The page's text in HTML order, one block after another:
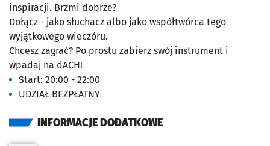
inspiracji. Brzmi dobrze?
Dołącz - jako słuchacz albo jako współtwórca tego
wyjątkowego wieczóru.
Chcesz zagrać? Po prostu zabierz swój instrument i
wpadaj na dACH!
Start: 20:00 - 22:00
UDZIAŁ BEZPŁATNY
INFORMACJE DODATKOWE